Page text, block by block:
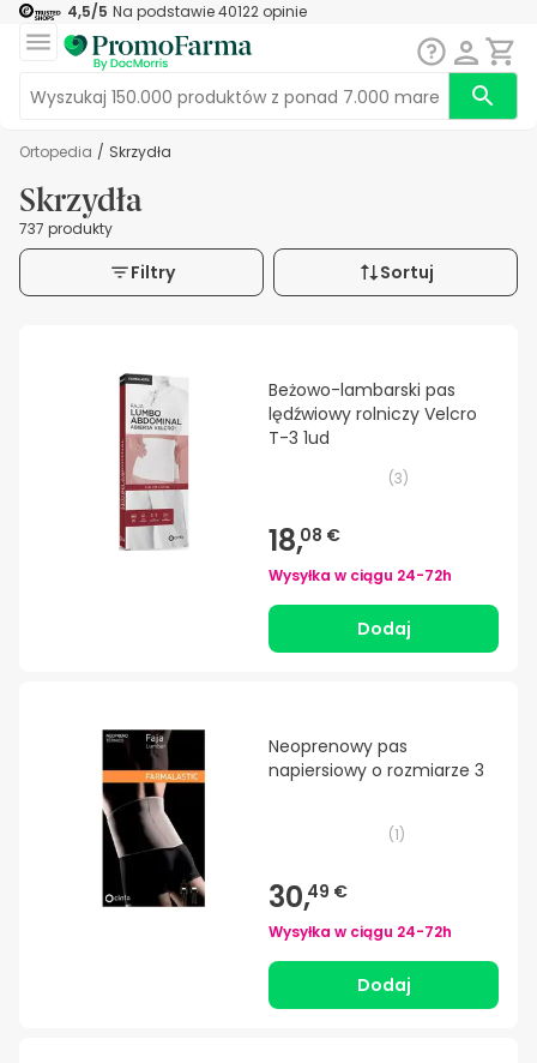
4,5/5 Na podstawie40122 opinie
Ortopedia / Skrzydła
Skrzydła
737 produkty
Filtry Sortuj
Beżowo-lambarski pas
lędźwiowy rolniczy Velcro
T-3 1ud
(3)
18,08 €
Wysyłka w ciągu 24-72h
Dodaj
Neoprenowy pas
napiersiowy o rozmiarze 3
(1)
30,49 €
Wysyłka w ciągu 24-72h
Dodaj